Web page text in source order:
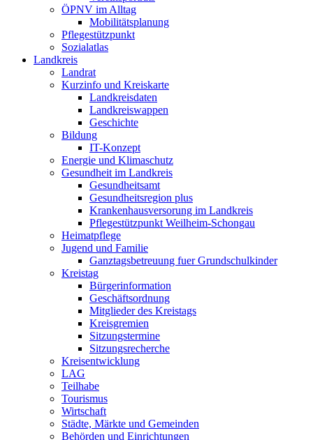
ÖPNV im Alltag
Mobilitätsplanung
Pflegestützpunkt
Sozialatlas
Landkreis
Landrat
Kurzinfo und Kreiskarte
Landkreisdaten
Landkreiswappen
Geschichte
Bildung
IT-Konzept
Energie und Klimaschutz
Gesundheit im Landkreis
Gesundheitsamt
Gesundheitsregion plus
Krankenhausversorung im Landkreis
Pflegestützpunkt Weilheim-Schongau
Heimatpflege
Jugend und Familie
Ganztagsbetreuung fuer Grundschulkinder
Kreistag
Bürgerinformation
Geschäftsordnung
Mitglieder des Kreistags
Kreisgremien
Sitzungstermine
Sitzungsrecherche
Kreisentwicklung
LAG
Teilhabe
Tourismus
Wirtschaft
Städte, Märkte und Gemeinden
Behörden und Einrichtungen